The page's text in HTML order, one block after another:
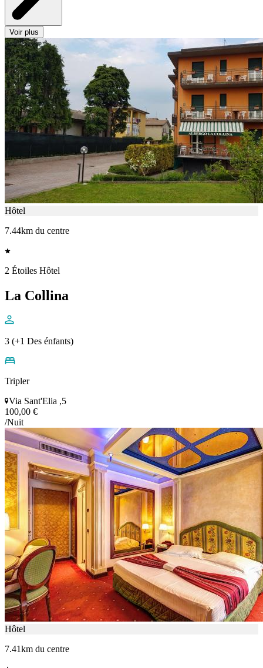
Voir plus
Hôtel
7.44km du centre
2 Étoiles Hôtel
La Collina
3 (+1 Des énfants)
Tripler
Via Sant'Elia ,5
100,00 €
/Nuit
Hôtel
7.41km du centre